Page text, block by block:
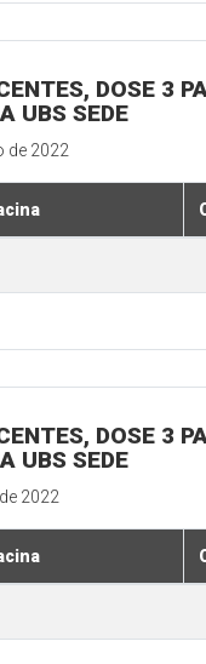
DOSE 3
UBS SEDE
de 2022
DOSE 3
UBS SEDE
2022